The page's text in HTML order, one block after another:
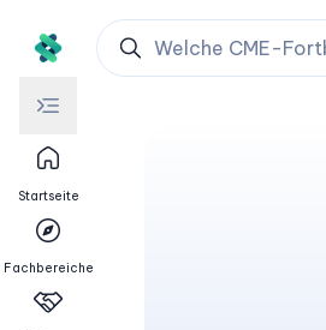
Startseite
Fachbereiche